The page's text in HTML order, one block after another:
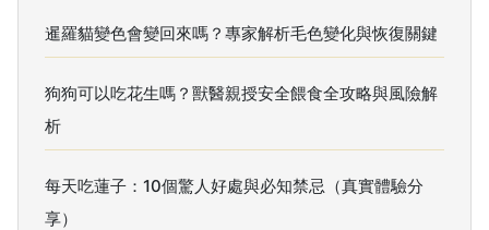
暹羅貓變色會變回來嗎？專家解析毛色變化與恢復關鍵
狗狗可以吃花生嗎？獸醫親授安全餵食全攻略與風險解
析
每天吃蓮子：10個驚人好處與必知禁忌（真實體驗分
享）